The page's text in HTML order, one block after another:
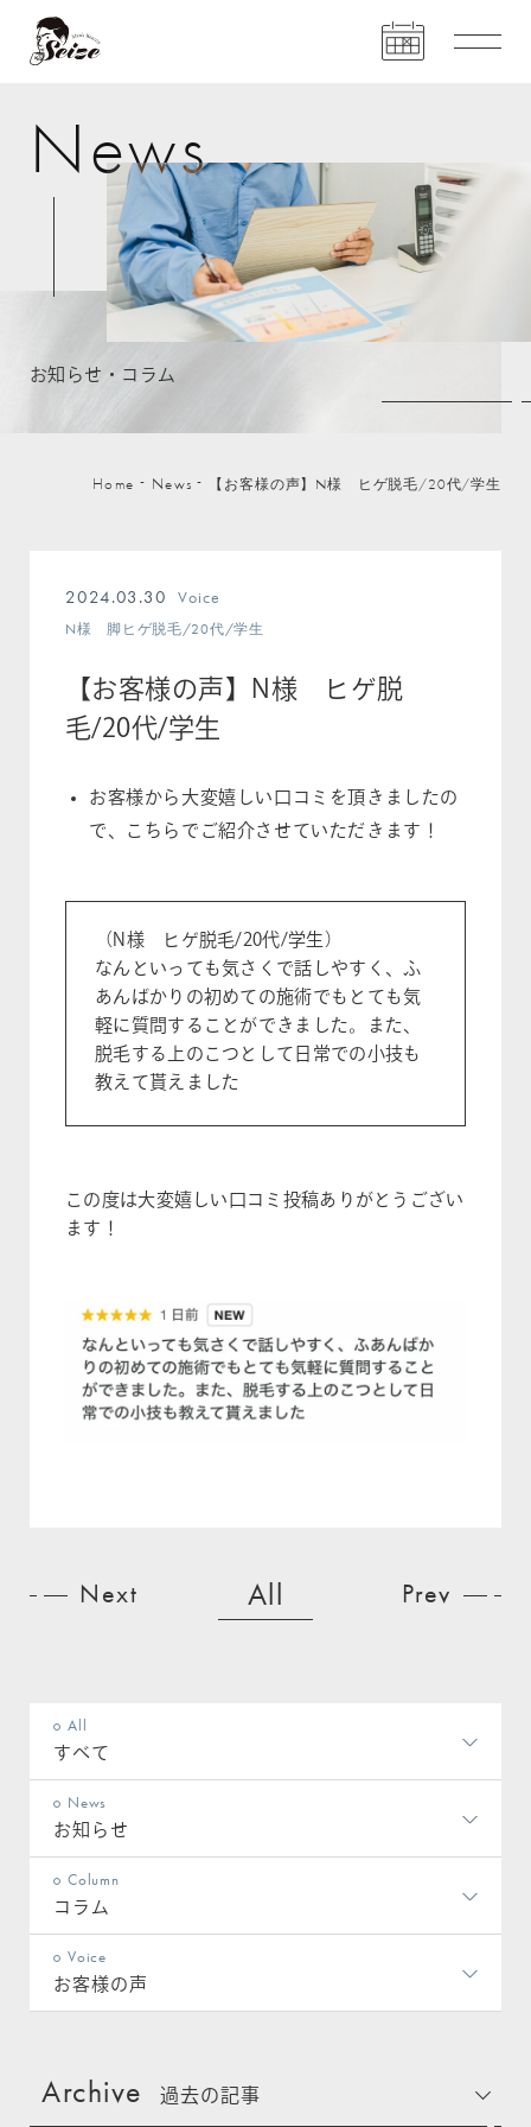
News
お知 ら せ ・ コ ラ ム
Home News 【お客様の声】N様 ヒゲ脱毛/20代/学生
2024.03.30 Voice
N様 脚ヒゲ脱毛/20代/学生
【お客様の声】N様 ヒゲ脱
毛/20代/学生
お客様から大変嬉しい口コミを頂きましたの
で、こちらでご紹介させていただきます！
（N様 ヒゲ脱毛/20代/学生）
なんといっても気さくで話しやすく、ふ
あんばかりの初めての施術でもとても気
軽に質問することができました。また、
脱毛する上のこつとして日常での小技も
教えて貰えました
この度は大変嬉しい口コミ投稿ありがとうござい
ます！
Next All Prev
All
すべて
News
お知らせ
Column
コラム
Voice
お客様の声
Archive 過去の記事